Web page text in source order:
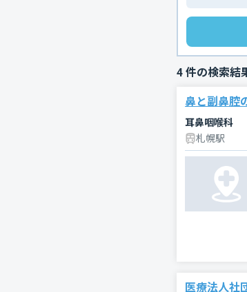
4 件の検索結
鼻と副鼻腔
耳鼻咽喉科
札幌駅
医療法人社